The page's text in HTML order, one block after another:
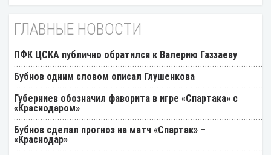
ГЛАВНЫЕ НОВОСТИ
ПФК ЦСКА публично обратился к Валерию Газзаеву
Бубнов одним словом описал Глушенкова
Губерниев обозначил фаворита в игре «Спартака» с
«Краснодаром»
Бубнов сделал прогноз на матч «Спартак» –
«Краснодар»